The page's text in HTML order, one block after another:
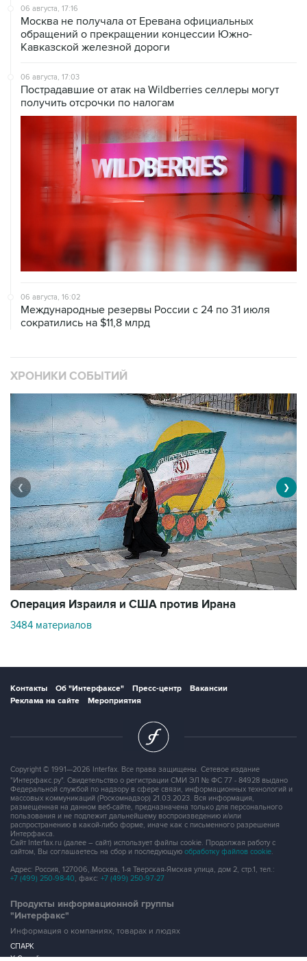
06 августа, 17:16
Москва не получала от Еревана официальных
обращений о прекращении концессии Южно-
Кавказской железной дороги
06 августа, 17:03
Пострадавшие от атак на Wildberries селлеры могут
получить отсрочки по налогам
06 августа, 16:02
Международные резервы России с 24 по 31 июля
сократились на $11,8 млрд
ХРОНИКИ СОБЫТИЙ
Операция Израиля и США против Ирана
3484 материалов
❮ ❯
Контакты Об "Интерфаксе" Пресс-центр
Вакансии
Реклама на сайте
Мероприятия
Copyright © 1991—2026 Interfax. Все права защищены. Сетевое издание
"Интерфакс.ру". Свидетельство о регистрации СМИ ЭЛ № ФС 77 - 84928 выдано
Федеральной службой по надзору в сфере связи, информационных технологий и
массовых коммуникаций (Роскомнадзор) 21.03.2023. Вся информация,
размещенная на данном веб-сайте, предназначена только для персонального
пользования и не подлежит дальнейшему воспроизведению и/или
распространению в какой-либо форме, иначе как с письменного разрешения
Интерфакса.
Сайт Interfax.ru (далее – сайт) использует файлы cookie. Продолжая работу с
сайтом, Вы соглашаетесь на сбор и последующую обработку файлов cookie.
Адрес: Россия, 127006, Москва, 1-я Тверская-Ямская улица, дом 2, стр.1, тел.:
+7 (499) 250-98-40, факс: +7 (499) 250-97-27
Продукты информационной группы
"Интерфакс"
Информация о компаниях, товарах и людях
СПАРК
X-Compliance